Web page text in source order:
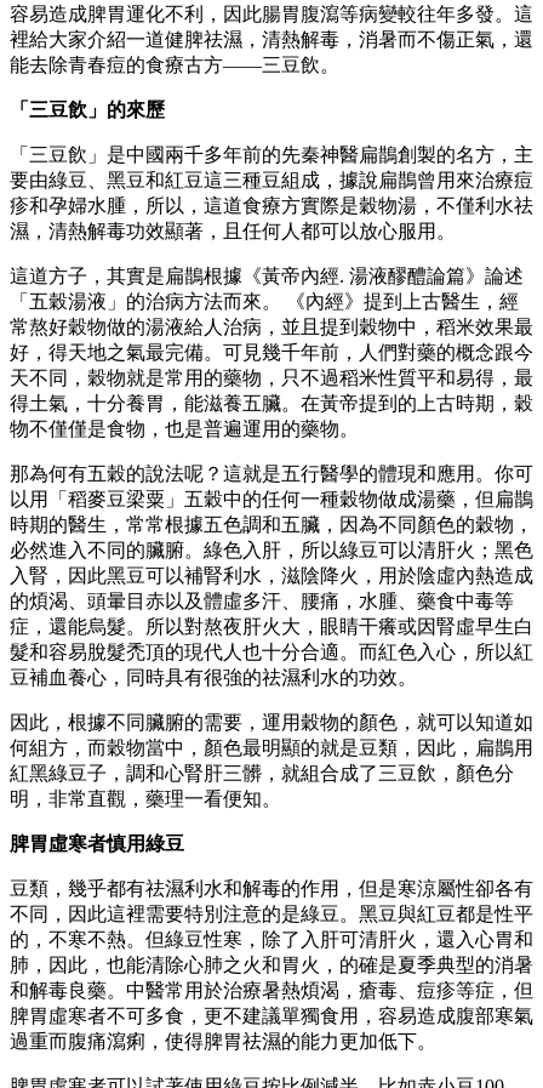
容易造成脾胃運化不利，因此腸胃腹瀉等病變較往年多發。這
裡給大家介紹一道健脾祛濕，清熱解毒，消暑而不傷正氣，還
能去除青春痘的食療古方——三豆飲。
「三豆飲」的來歷
「三豆飲」是中國兩千多年前的先秦神醫扁鵲創製的名方，主
要由綠豆、黑豆和紅豆這三種豆組成，據說扁鵲曾用來治療痘
疹和孕婦水腫，所以，這道食療方實際是穀物湯，不僅利水祛
濕，清熱解毒功效顯著，且任何人都可以放心服用。
這道方子，其實是扁鵲根據《黃帝內經. 湯液醪醴論篇》論述
「五穀湯液」的治病方法而來。 《內經》提到上古醫生，經
常熬好穀物做的湯液給人治病，並且提到穀物中，稻米效果最
好，得天地之氣最完備。可見幾千年前，人們對藥的概念跟今
天不同，穀物就是常用的藥物，只不過稻米性質平和易得，最
得土氣，十分養胃，能滋養五臟。在黃帝提到的上古時期，穀
物不僅僅是食物，也是普遍運用的藥物。
那為何有五穀的說法呢？這就是五行醫學的體現和應用。你可
以用「稻麥豆梁粟」五穀中的任何一種穀物做成湯藥，但扁鵲
時期的醫生，常常根據五色調和五臟，因為不同顏色的穀物，
必然進入不同的臟腑。綠色入肝，所以綠豆可以清肝火；黑色
入腎，因此黑豆可以補腎利水，滋陰降火，用於陰虛內熱造成
的煩渴、頭暈目赤以及體虛多汗、腰痛，水腫、藥食中毒等
症，還能烏髮。所以對熬夜肝火大，眼睛干癢或因腎虛早生白
髮和容易脫髮禿頂的現代人也十分合適。而紅色入心，所以紅
豆補血養心，同時具有很強的祛濕利水的功效。
因此，根據不同臟腑的需要，運用穀物的顏色，就可以知道如
何組方，而穀物當中，顏色最明顯的就是豆類，因此，扁鵲用
紅黑綠豆子，調和心腎肝三髒，就組合成了三豆飲，顏色分
明，非常直觀，藥理一看便知。
脾胃虛寒者慎用綠豆
豆類，幾乎都有祛濕利水和解毒的作用，但是寒涼屬性卻各有
不同，因此這裡需要特別注意的是綠豆。黑豆與紅豆都是性平
的，不寒不熱。但綠豆性寒，除了入肝可清肝火，還入心胃和
肺，因此，也能清除心肺之火和胃火，的確是夏季典型的消暑
和解毒良藥。中醫常用於治療暑熱煩渴，瘡毒、痘疹等症，但
脾胃虛寒者不可多食，更不建議單獨食用，容易造成腹部寒氣
過重而腹痛瀉痢，使得脾胃祛濕的能力更加低下。